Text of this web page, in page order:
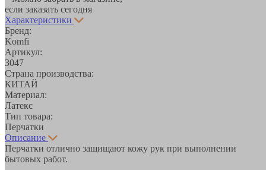
если заказать сегодня
Характеристики
Бренд:
Komfi
Артикул:
3047
Страна производства:
КИТАЙ
Материал:
Латекс
Тип товара:
Перчатки
Описание
Перчатки отлично защищают кожу рук при выполнении
бытовых работ.